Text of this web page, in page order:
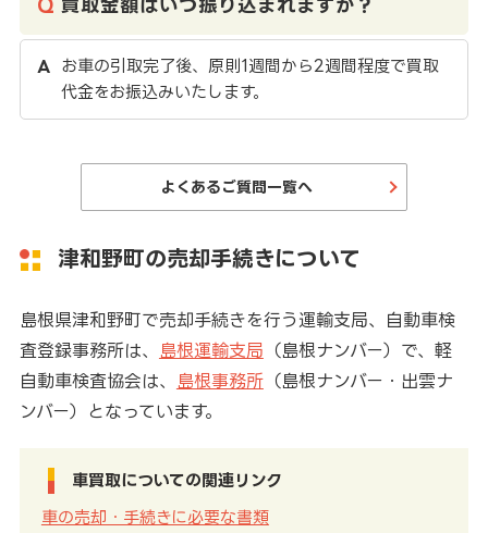
買取金額はいつ振り込まれますか？
お車の引取完了後、原則1週間から2週間程度で買取
代金をお振込みいたします。
よくあるご質問一覧へ
津和野町の売却手続きについて
島根県津和野町で売却手続きを行う運輸支局、自動車検
査登録事務所は、
島根運輸支局 （島根ナンバー）で、軽
自動車検査協会は、
島根事務所（島根ナンバー・出雲ナ
ンバー）となっています。
車買取についての関連リンク
車の売却・手続きに必要な書類